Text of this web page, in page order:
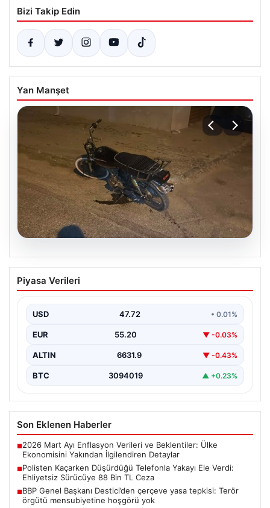
Bizi Takip Edin
Yan Manşet
09.08.2026
Polisten Kaçarken Düşürdüğü Telefonla
Yakayı Ele Verdi: Ehliyetsiz Sürücüye
Eskişehir’de polis ekipleri, plakasız bir motosikletin
bulundu. Ancak sürücü,…
Piyasa Verileri
USD 47.72 • 0.01%
EUR 55.20 ▼ -0.03%
ALTIN 6631.9 ▼ -0.43%
BTC 3094019 ▲ +0.23%
Son Eklenen Haberler
■2026 Mart Ayı Enflasyon Verileri ve Beklentiler: Ülke
Ekonomisini Yakından İlgilendiren Detaylar
■Polisten Kaçarken Düşürdüğü Telefonla Yakayı Ele Verdi:
Ehliyetsiz Sürücüye 88 Bin TL Ceza
■BBP Genel Başkanı Destici’den çerçeve yasa tepkisi: Terör
örgütü mensubiyetine hoşgörü yok